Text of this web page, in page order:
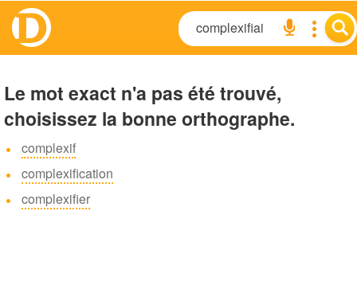
Le mot exact n'a pas été trouvé,
choisissez la bonne orthographe.
complexif
complexification
complexifier